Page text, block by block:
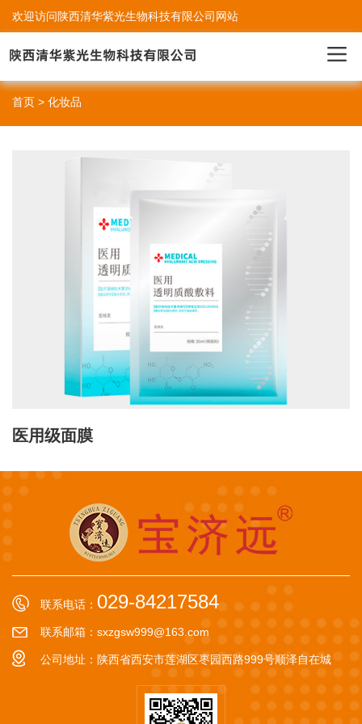
欢迎访问陕西清华紫光生物科技有限公司网站
首页 > 化妆品
医用级面膜
联系电话： 029-84217584
联系邮箱：sxzgsw999@163.com
公司地址：陕西省西安市莲湖区枣园西路999号顺泽自在城